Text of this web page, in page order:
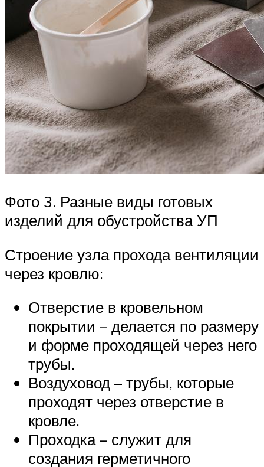
Фото 3. Разные виды готовых
изделий для обустройства УП
Строение узла прохода вентиляции
через кровлю:
Отверстие в кровельном
покрытии – делается по размеру
и форме проходящей через него
трубы.
Воздуховод – трубы, которые
проходят через отверстие в
кровле.
Проходка – служит для
создания герметичного